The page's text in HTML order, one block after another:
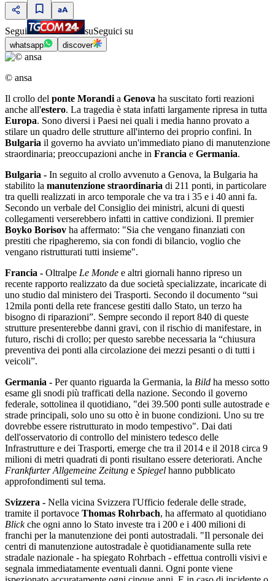
Segui suSeguici su
whatsapp discover
© ansa
Il crollo del ponte Morandi a Genova ha suscitato forti reazioni
anche all'estero. La tragedia è stata infatti largamente ripresa in tutta
Europa. Sono diversi i Paesi nei quali i media hanno provato a
stilare un quadro delle strutture all'interno dei proprio confini. In
Bulgaria il governo ha avviato un'immediato piano di manutenzione
straordinaria; preoccupazioni anche in Francia e Germania.
Bulgaria - In seguito al crollo avvenuto a Genova, la Bulgaria ha
stabilito la manutenzione straordinaria di 211 ponti, in particolare
tra quelli realizzati in arco temporale che va tra i 35 e i 40 anni fa.
Secondo un verbale del Consiglio dei ministri, alcuni di questi
collegamenti verserebbero infatti in cattive condizioni. Il premier
Boyko Borisov ha affermato: "Sia che vengano finanziati con
prestiti che ripagheremo, sia con fondi di bilancio, voglio che
vengano ristrutturati tutti insieme".
Francia - Oltralpe Le Monde e altri giornali hanno ripreso un
recente rapporto realizzato da due società specializzate, incaricate di
uno studio dal ministero dei Trasporti. Secondo il documento “sui
12mila ponti della rete francese gestiti dallo Stato, un terzo ha
bisogno di riparazioni”. Sempre secondo il report 840 di queste
strutture presenterebbe danni gravi, con il rischio di manifestare, in
futuro, rischi di crollo; per questo sarebbe necessaria la “chiusura
preventiva dei ponti alla circolazione dei mezzi pesanti o di tutti i
veicoli”.
Germania - Per quanto riguarda la Germania, la Bild ha messo sotto
esame gli snodi più trafficati della nazione. Secondo il governo
federale, sottolinea il quotidiano, "dei 39.500 ponti sulle autostrade e
strade principali, solo uno su otto è in buone condizioni. Uno su tre
dovrebbe essere ristrutturato in modo tempestivo". Dai dati
dell'osservatorio di controllo del ministero tedesco delle
Infrastrutture e dei Trasporti, emerge che tra il 2014 e il 2018 circa 9
milioni di metri quadrati di ponti risultano essere deteriorati. Anche
Frankfurter Allgemeine Zeitung e Spiegel hanno pubblicato
approfondimenti sul tema.
Svizzera - Nella vicina Svizzera l'Ufficio federale delle strade,
tramite il portavoce Thomas Rohrbach, ha affermato al quotidiano
Blickche ogni anno lo Stato investe tra i 200 e i 400 milioni di
franchi per la manutenzione dei ponti autostradali. "Il personale dei
centri di manutenzione autostradale è quotidianamente sulla rete
stradale nazionale - ha spiegato Rohrbach - effettua controlli visivi e
segnala immediatamente eventuali danni. Ogni ponte viene